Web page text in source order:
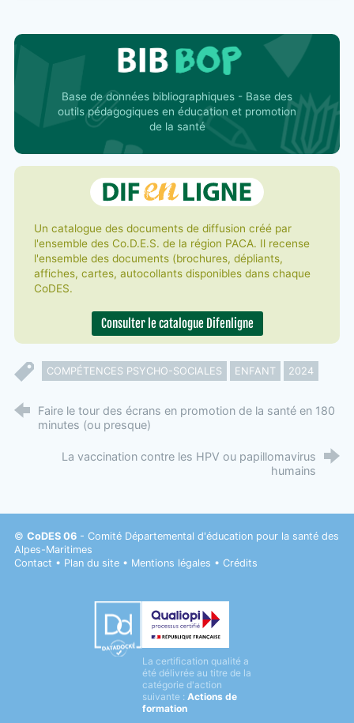
Base de données bibliographiques - Base des
outils pédagogiques en éducation et promotion
de la santé
Un catalogue des documents de diffusion créé par
l'ensemble des Co.D.E.S. de la région PACA. Il recense
l'ensemble des documents (brochures, dépliants,
affiches, cartes, autocollants disponibles dans chaque
CoDES.
Consulter le catalogue Difenligne
COMPÉTENCES PSYCHO-SOCIALES ENFANT 2024
Faire le tour des écrans en promotion de la santé en 180
minutes (ou presque)
La vaccination contre les HPV ou papillomavirus
humains
© CoDES 06- Comité Départemental d'éducation pour la santé des
Alpes-Maritimes
Contact • Plan du site• Mentions légales • Crédits
Qualiopi
La certification qualité a
été délivrée au titre de la
catégorie d'action
suivante : Actions de
formation